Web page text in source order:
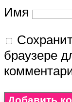
Имя
браузере